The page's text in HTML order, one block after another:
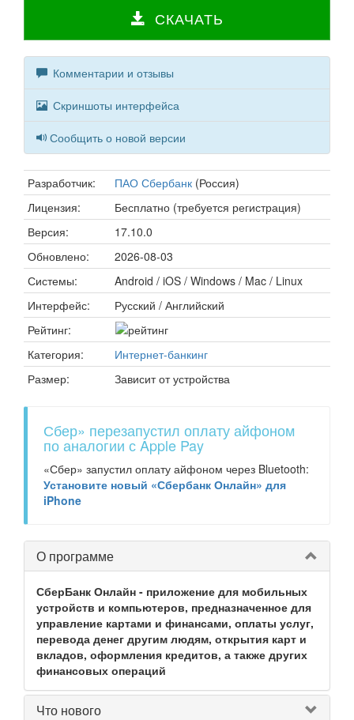
СКАЧАТЬ
Комментарии и отзывы
Скриншоты интерфейса
Сообщить о новой версии
Разработчик: ПАО Сбербанк (Россия)
Лицензия:
Бесплатно (требуется регистрация)
Версия:
17.10.0
Обновлено:
2026-08-03
Системы:
Android / iOS / Windows / Mac / Linux
Интерфейс:
Русский / Английский
Рейтинг:
Категория:
Интернет-банкинг
Размер:
Зависит от устройства
Сбер» перезапустил оплату айфоном
по аналогии с Apple Pay
«Сбер» запустил оплату айфоном через Bluetooth:
Установите новый «Сбербанк Онлайн» для
iPhone
О программе
СберБанк Онлайн - приложение для мобильных
устройств и компьютеров, предназначенное для
управление картами и финансами, оплаты услуг,
перевода денег другим людям, открытия карт и
вкладов, оформления кредитов, а также других
финансовых операций
Что нового